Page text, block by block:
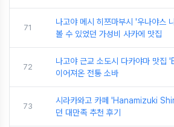
71
나고야 메시 히쯔마부시 '우나야스
볼 수 있었던 가성비 사카에 맛집
72
나고야 근교 소도시 다카야마 맛
이어져온 전통 소바
73
시라카와고 카페 'Hanamizuki
던 대만족 추천 후기